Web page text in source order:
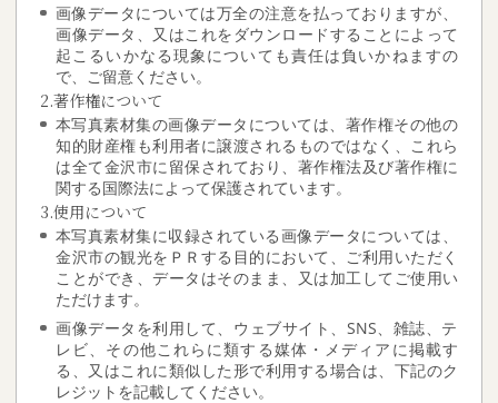
画像データについては万全の注意を払っておりますが、
画像データ、又はこれをダウンロードすることによって
起こるいかなる現象についても責任は負いかねますの
で、ご留意ください。
2.著作権について
本写真素材集の画像データについては、著作権その他の
知的財産権も利用者に譲渡されるものではなく、これら
は全て金沢市に留保されており、著作権法及び著作権に
関する国際法によって保護されています。
3.使用について
本写真素材集に収録されている画像データについては、
金沢市の観光をＰＲする目的において、ご利用いただく
ことができ、データはそのまま、又は加工してご使用い
ただけます。
画像データを利用して、ウェブサイト、SNS、雑誌、テ
レビ、その他これらに類する媒体・メディアに掲載す
る、又はこれに類似した形で利用する場合は、下記のク
レジットを記載してください。